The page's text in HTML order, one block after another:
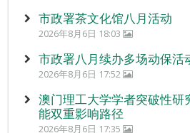
市政署茶文化馆八月活动
2026年8月6日 18:03
市政署八月续办多场动保活
2026年8月6日 17:52
澳门理工大学学者突破性研
能双重影响路径
2026年8月6日 17:35